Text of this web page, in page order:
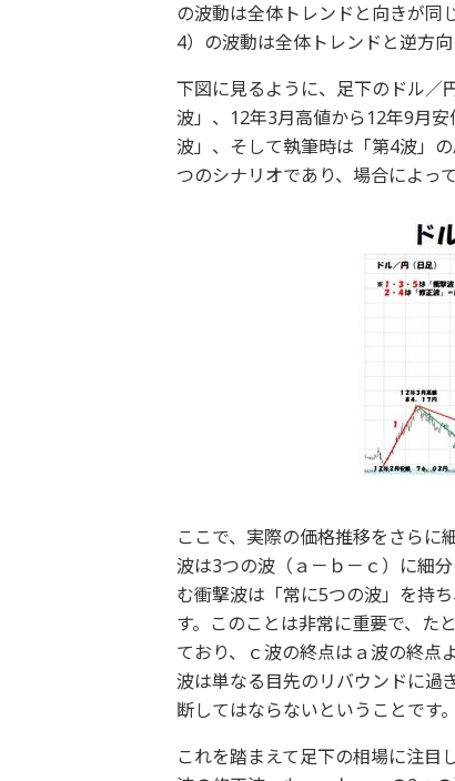
の波動は全体トレンドと向きが同
4）の波動は全体トレンドと逆方
下図に見るように、足下のドル／
波」、12年3月高値から12年9月
波」、そして執筆時は「第4波」
つのシナリオであり、場合によっ
ここで、実際の価格推移をさら
波は3つの波（ａ－ｂ－ｃ）に細
む衝撃波は「常に5つの波」を持
す。このことは非常に重要で、た
ており、ｃ波の終点はａ波の終点
波は単なる目先のリバウンドに過
断してはならないということです。
これを踏まえて足下の相場に注目